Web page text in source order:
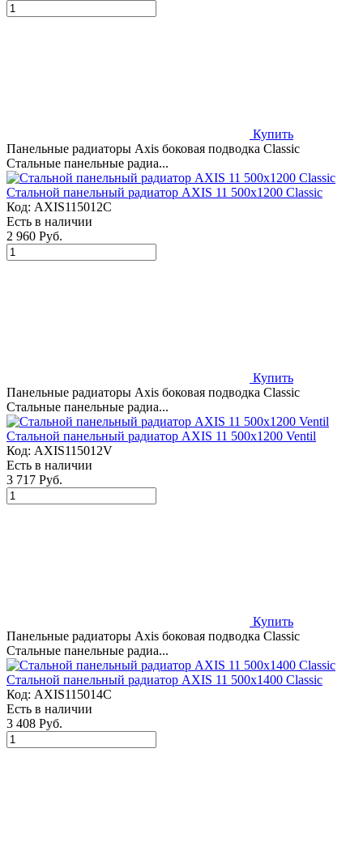
Купить
Панельные радиаторы Axis боковая подводка Classic
Стальные панельные радиа...
Стальной панельный радиатор AXIS 11 500x1200 Classic
Код: AXIS115012C
Есть в наличии
2 960 Руб.
Купить
Панельные радиаторы Axis боковая подводка Classic
Стальные панельные радиа...
Стальной панельный радиатор AXIS 11 500x1200 Ventil
Код: AXIS115012V
Есть в наличии
3 717 Руб.
Купить
Панельные радиаторы Axis боковая подводка Classic
Стальные панельные радиа...
Стальной панельный радиатор AXIS 11 500x1400 Classic
Код: AXIS115014C
Есть в наличии
3 408 Руб.